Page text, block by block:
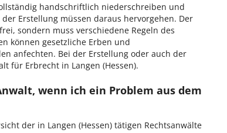
handschriftlich niederschreiben und
Erstellung müssen daraus hervorgehen. Der
sondern muss verschiedene Regeln des
können gesetzliche Erben und
anfechten. Bei der Erstellung oder auch der
für Erbrecht in Langen (Hessen).
wenn ich ein Problem aus dem
der in Langen (Hessen) tätigen Rechtsanwälte